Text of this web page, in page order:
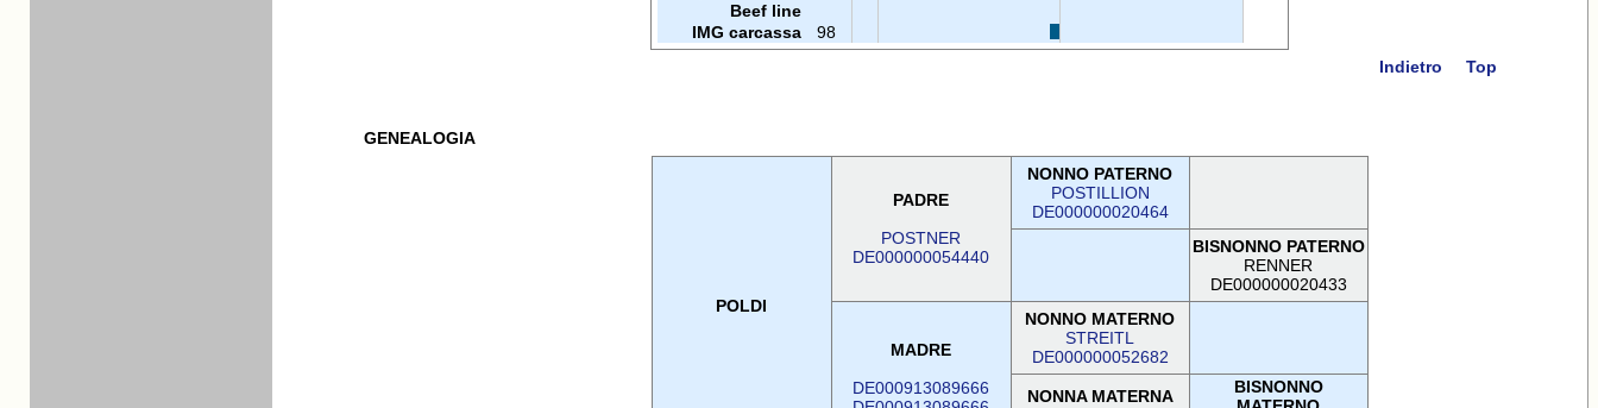
Beef line
IMG carcassa
98
Indietro
Top
GENEALOGIA
POLDI
PADRE
POSTNER
DE000000054440
NONNO PATERNO
POSTILLION
DE000000020464
BISNONNO PATERNO
RENNER
DE000000020433
MADRE
DE000913089666
NONNO MATERNO
STREITL
DE000000052682
NONNA MATERNA
BISNONNO